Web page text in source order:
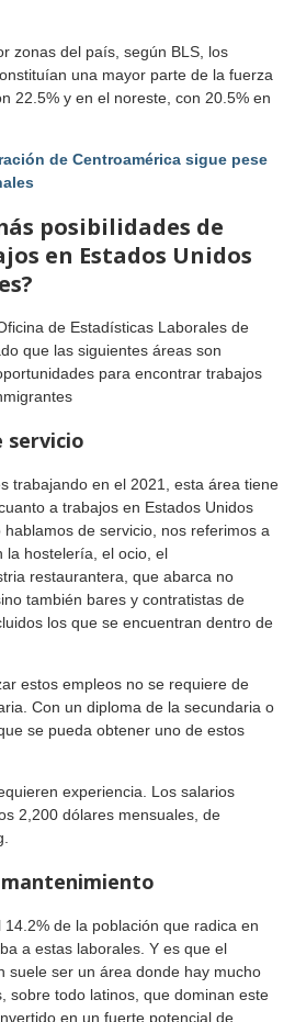
zonas del país, según BLS, los
una mayor parte de la fuerza
22.5% y en el noreste, con 20.5% en
de Centroamérica sigue pese
posibilidades de
en Estados Unidos
de Estadísticas Laborales de
que las siguientes áreas son
para encontrar trabajos
servicio
trabajando en el 2021, esta área tiene
a trabajos en Estados Unidos
de servicio, nos referimos a
la hostelería, el ocio, el
restaurantera, que abarca no
también bares y contratistas de
los que se encuentran dentro de
estos empleos no se requiere de
Con un diploma de la secundaria o
se pueda obtener uno de estos
experiencia. Los salarios
2,200 dólares mensuales, de
de la población que radica en
a estas laborales. Y es que el
suele ser un área donde hay mucho
sobre todo latinos, que dominan este
en un fuerte potencial de